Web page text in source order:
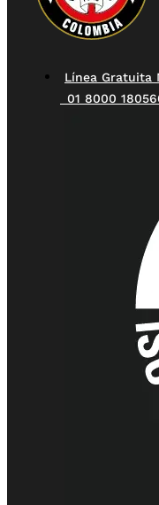
Línea Gratuita
01 8000